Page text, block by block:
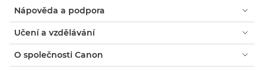
Nápověda a podpora
Učení a vzdělávání
O společnosti Canon